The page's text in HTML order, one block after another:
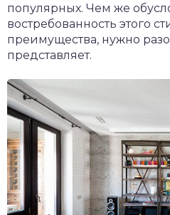
популярных. Чем же
востребованность этого
преимущества, нужно
представляет.